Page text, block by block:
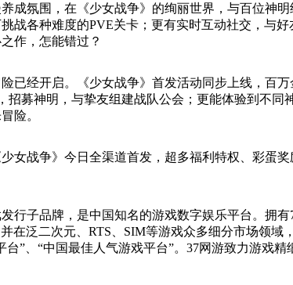
成氛围，在《少女战争》的绚丽世界，与百位神
战各种难度的PVE关卡；更有实时互动社交，与
作，怎能错过？
已经开启。《少女战争》首发活动同步上线，百
招募神明，与挚友组建战队公会；更能体验到不
险。
女战争》今日全渠道首发，超多福利特权、彩蛋
行子品牌，是中国知名的游戏数字娱乐平台。拥
在泛二次元、RTS、SIM等游戏众多细分市场领
台”、“中国最佳人气游戏平台”。37网游致力游戏